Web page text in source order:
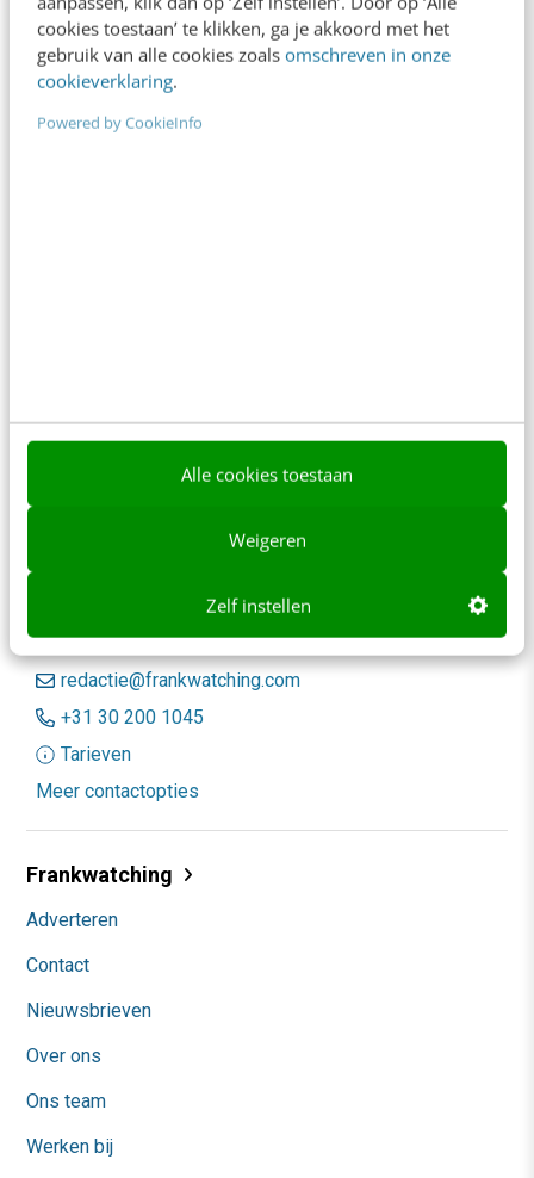
cookies toestaan’ te klikken, ga je akkoord met het
gebruik van alle cookies zoals omschreven in onze
cookieverklaring.
Powered by CookieInfo
Alle cookies toestaan
Weigeren
Zelf instellen
Meer weten
geheugen van de consument…
10 jaar geleden
redactie@frankwatching.com
+31 30 200 1045
Tarieven
Meer contactopties
Frankwatching
Adverteren
Contact
Nieuwsbrieven
Over ons
Ons team
Werken bij